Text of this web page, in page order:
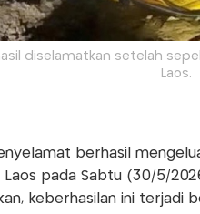
diselamatkan setelah
Laos.
berhasil
pada Sabtu (30/5/
keberhasilan ini terjadi